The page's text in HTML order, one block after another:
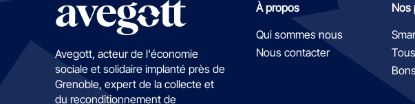
Avegott, acteur de l'économie
sociale et solidaire implanté près de
Grenoble, expert de la collecte et
du reconditionnement de
À propos
Qui sommes nous
Nous contacter
Nos